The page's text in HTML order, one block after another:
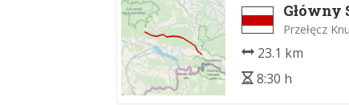
Przełęcz
23.1 km
8:30 h